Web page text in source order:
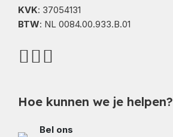
KVK: 37054131
BTW: NL 0084.00.933.B.01
Hoe kunnen we je helpen?
Bel ons